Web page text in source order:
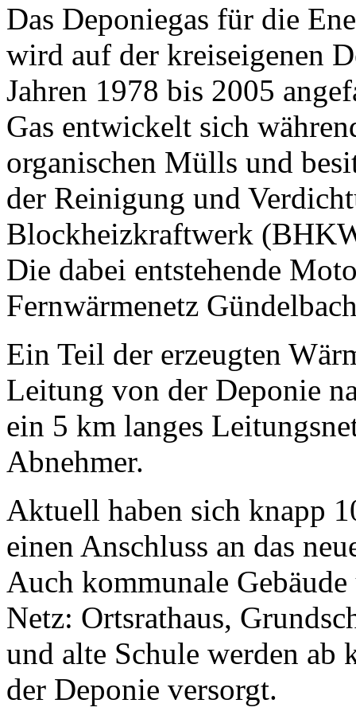
Das Deponiegas für die
wird auf der kreiseigenen
Jahren 1978 bis 2005
Gas entwickelt sich
organischen Mülls und
der Reinigung und
Blockheizkraftwerk
Die dabei entstehende
Fernwärmenetz
Ein Teil der erzeugten
Leitung von der Deponie
ein 5 km langes
Abnehmer.
Aktuell haben sich knapp
einen Anschluss an das
Auch kommunale
Netz: Ortsrathaus,
und alte Schule werden ab
der Deponie versorgt.